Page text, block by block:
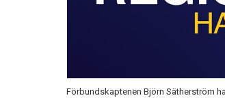
Förbundskaptenen Björn Sätherström